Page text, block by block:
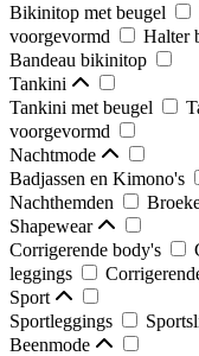
Bikinitop met beugel
voorgevormd
Halter
Bandeau bikinitop
Tankini
Tankini met beugel
voorgevormd
Nachtmode
Badjassen en Kimono's
Nachthemden
Shapewear
Corrigerende body's
leggings
Sport
Sportleggings
Beenmode